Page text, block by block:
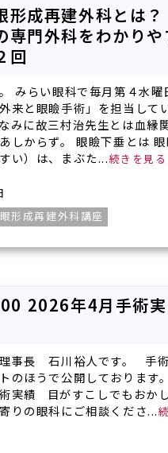
形成再建外科とは
専門外科をわかりや
回
みらい眼科で毎月第４水曜
来と眼瞼手術」を担当して
みに故三村治先生とは血縁
しからず。 眼瞼下垂とは
い）は、まぶた...
形成再建外科講座
2026年4月手術実
事長 石川裕人です。 手
のほうで公開しております
実績 目がすこしでもおか
りの眼科にご相談くださ...